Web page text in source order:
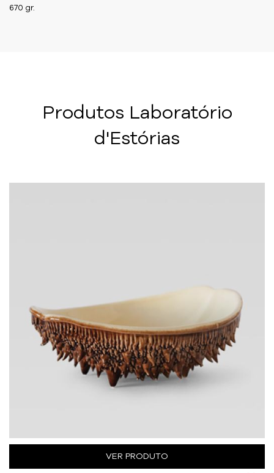
670 gr.
Produtos Laboratório
d'Estórias
VER PRODUTO